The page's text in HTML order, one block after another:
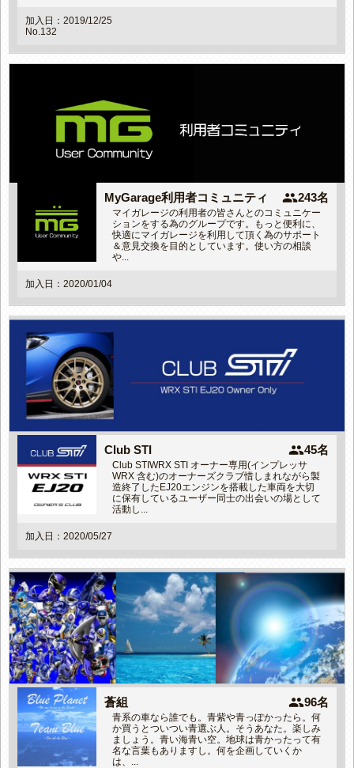
加入日：2019/12/25
No.132
MyGarage利用者コミュニティ people243名
マイガレージの利用者の皆さんとのコミュニケー
ションをする為のグループです。もっと便利に、
快適にマイガレージを利用して頂く為のサポート
＆意見交換を目的としています。使い方の相談
や...
加入日：2020/01/04
Club STI people45名
Club STIWRX STI オーナー専用(インプレッサ
WRX 含む)のオーナーズクラブ惜しまれながら製
造終了したEJ20エンジンを搭載した車両を大切
に保有しているユーザー同士の出会いの場として
活動し...
加入日：2020/05/27
蒼組 people96名
青系の車なら誰でも。青紫や青っぽかったら。何
か買うとついつい青選ぶ人。そうあなた。楽しみ
ましょう。青い海青い空。地球は青かったって有
名な言葉もありますし。何を企画していくか
は、...